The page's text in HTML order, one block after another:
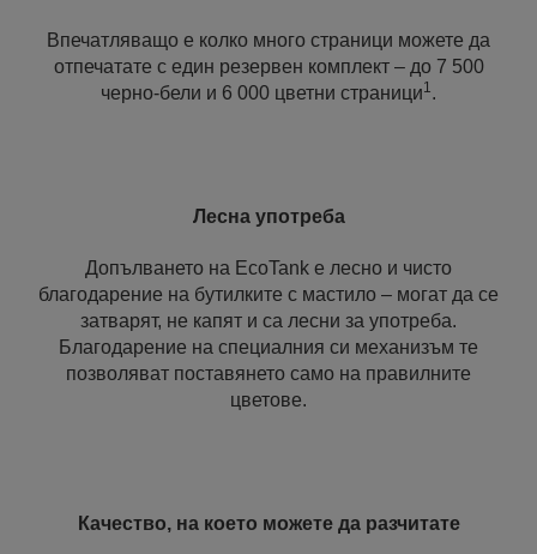
Впечатляващо е колко много страници можете да
отпечатате с един резервен комплект – до 7 500
черно-бели и 6 000 цветни страници1.
Лесна употреба
Допълването на EcoTank е лесно и чисто
благодарение на бутилките с мастило – могат да се
затварят, не капят и са лесни за употреба.
Благодарение на специалния си механизъм те
позволяват поставянето само на правилните
цветове.
Качество, на което можете да разчитате